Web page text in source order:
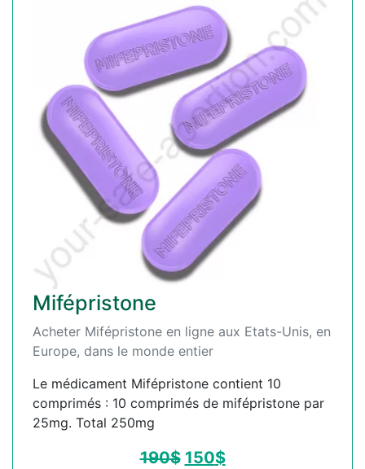
Mifépristone
Acheter Mifépristone en ligne aux Etats-Unis, en
Europe, dans le monde entier
Le médicament Mifépristone contient 10
comprimés : 10 comprimés de mifépristone par
25mg. Total 250mg
190$ 150$